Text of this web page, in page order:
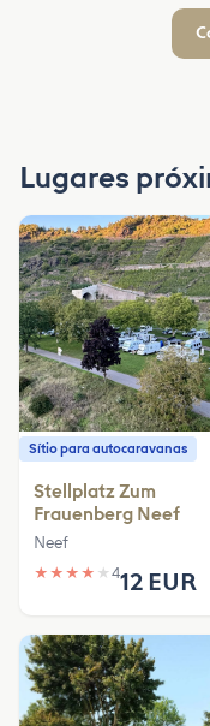
Lugares
Sítio para autocaravanas
Stellplatz Zum
Frauenberg Neef
Neef
★ ★ ★ ★ ★ 412 EUR